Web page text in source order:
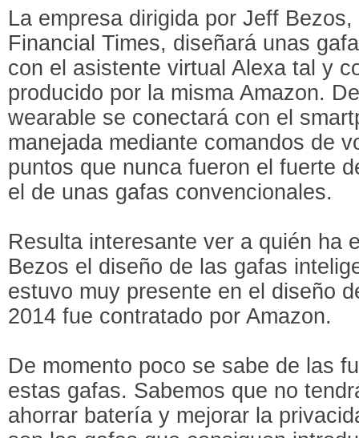
La empresa dirigida por Jeff
Financial Times, diseñará unas
con el asistente virtual Alexa tal y
producido por la misma Amazon.
wearable se conectará con el
manejada mediante comandos de
puntos que nunca fueron el fuerte
el de unas gafas convencionales.
Resulta interesante ver a quién ha
Bezos el diseño de las gafas
estuvo muy presente en el diseño
2014 fue contratado por Amazon.
De momento poco se sabe de las
estas gafas. Sabemos que no
ahorrar batería y mejorar la